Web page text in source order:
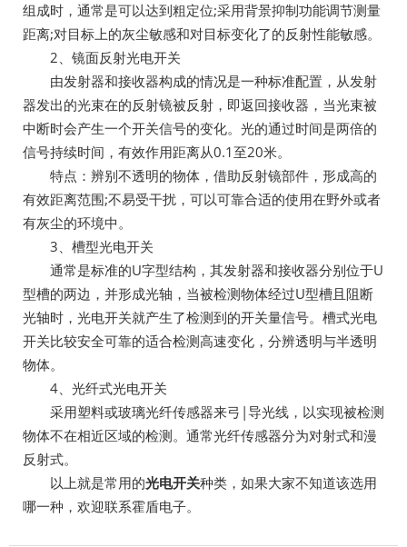
组成时，通常是可以达到粗定位;采用背景抑制功能调节测量
距离;对目标上的灰尘敏感和对目标变化了的反射性能敏感。
2、镜面反射光电开关
由发射器和接收器构成的情况是一种标准配置，从发射
器发出的光束在的反射镜被反射，即返回接收器，当光束被
中断时会产生一个开关信号的变化。光的通过时间是两倍的
信号持续时间，有效作用距离从0.1至20米。
特点：辨别不透明的物体，借助反射镜部件，形成高的
有效距离范围;不易受干扰，可以可靠合适的使用在野外或者
有灰尘的环境中。
3、槽型光电开关
通常是标准的U字型结构，其发射器和接收器分别位于U
型槽的两边，并形成光轴，当被检测物体经过U型槽且阻断
光轴时，光电开关就产生了检测到的开关量信号。槽式光电
开关比较安全可靠的适合检测高速变化，分辨透明与半透明
物体。
4、光纤式光电开关
采用塑料或玻璃光纤传感器来弓|导光线，以实现被检测
物体不在相近区域的检测。通常光纤传感器分为对射式和漫
反射式。
以上就是常用的光电开关种类，如果大家不知道该选用
哪一种，欢迎联系霍盾电子。